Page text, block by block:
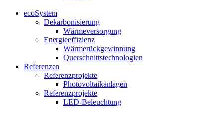
ecoSystem
Dekarbonisierung
Wärmeversorgung
Energieeffizienz
Wärmerückgewinnung
Querschnittstechnologien
Referenzen
Referenzprojekte
Photovoltaikanlagen
Referenzprojekte
LED-Beleuchtung